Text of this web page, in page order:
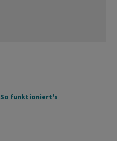
So funktioniert's